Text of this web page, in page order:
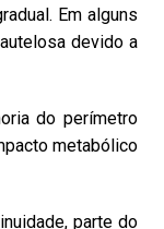
Em alguns
devido a
do perímetro
metabólico
parte do